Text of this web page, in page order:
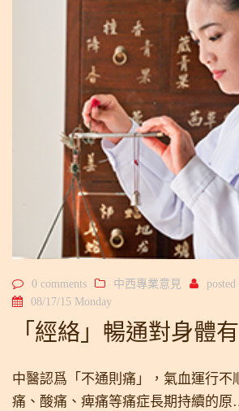
0 comments 中西專業意見
08/17/15 Monday
「經絡」暢通對身體
中醫認爲「不通則痛」，氣血運行不
痛、酸痛、痺痛等痛症長期持續的